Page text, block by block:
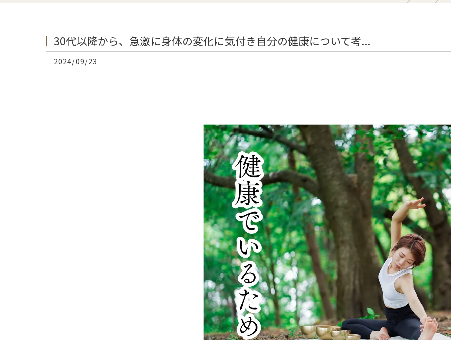
Yoga Class
30代以降から、急激に身体の変化に気付き自分の健康について考...
2024/09/23